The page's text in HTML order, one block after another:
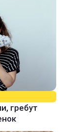
гребут